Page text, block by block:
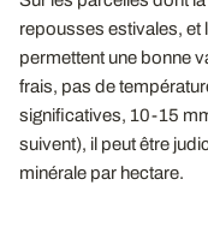
repousses estivales,
permettent une bonne
frais, pas de
significatives, 10-15
suivent), il peut être
minérale par hectare.